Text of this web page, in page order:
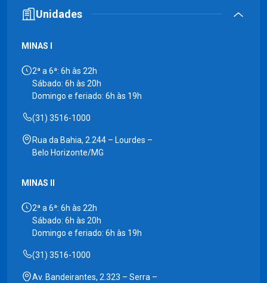
Unidades
MINAS I
2ª a 6ª: 6h às 22h
Sábado: 6h às 20h
Domingo e feriado: 6h às 19h
(31) 3516-1000
Rua da Bahia, 2.244 – Lourdes –
Belo Horizonte/MG
MINAS II
2ª a 6ª: 6h às 22h
Sábado: 6h às 20h
Domingo e feriado: 6h às 19h
(31) 3516-1000
Av. Bandeirantes, 2.323 – Serra –